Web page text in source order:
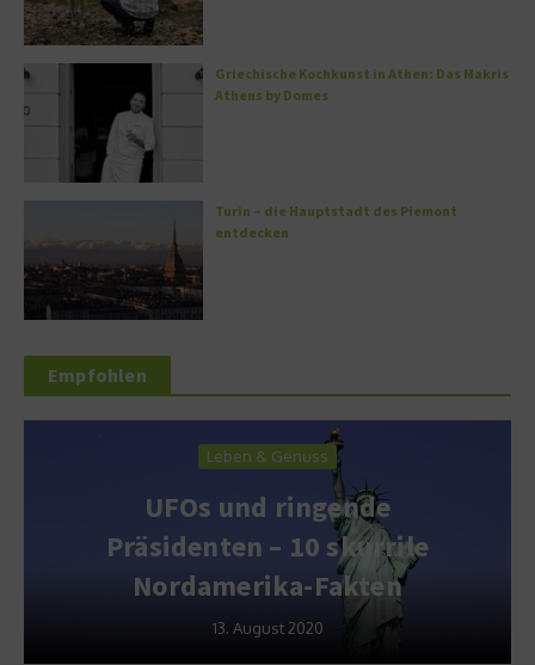
Griechische Kochkunst in Athen: Das Makris
Athens by Domes
Turin – die Hauptstadt des Piemont
entdecken
Empfohlen
Leben & Genuss
UFOs und ringende
Präsidenten – 10 skurrile
Nordamerika-Fakten
13. August 2020